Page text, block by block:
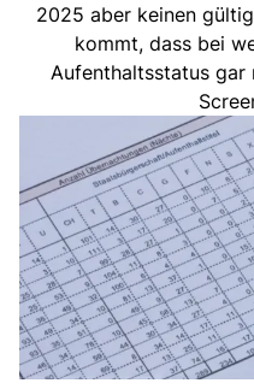
2025 aber keinen
kommt, dass bei
Aufenthaltsstatus